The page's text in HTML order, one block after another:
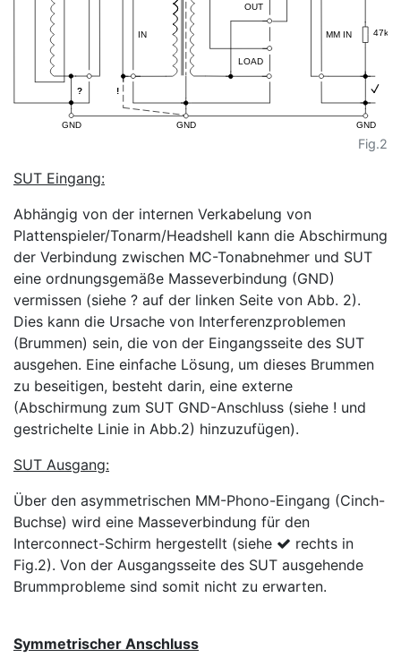
Fig.2
SUT Eingang:
Abhängig von der internen Verkabelung von
Plattenspieler/Tonarm/Headshell kann die Abschirmung
der Verbindung zwischen MC-Tonabnehmer und SUT
eine ordnungsgemäße Masseverbindung (GND)
vermissen (siehe ? auf der linken Seite von Abb. 2).
Dies kann die Ursache von Interferenzproblemen
(Brummen) sein, die von der Eingangsseite des SUT
ausgehen. Eine einfache Lösung, um dieses Brummen
zu beseitigen, besteht darin, eine externe
(Abschirmung zum SUT GND-Anschluss (siehe ! und
gestrichelte Linie in Abb.2) hinzuzufügen).
SUT Ausgang:
Über den asymmetrischen MM-Phono-Eingang (Cinch-
Buchse) wird eine Masseverbindung für den
Interconnect-Schirm hergestellt (siehe
rechts in
Fig.2). Von der Ausgangsseite des SUT ausgehende
Brummprobleme sind somit nicht zu erwarten.
Symmetrischer Anschluss